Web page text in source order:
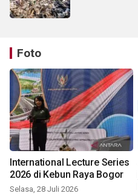
Foto
International Lecture Series
2026 di Kebun Raya Bogor
Selasa, 28 Juli 2026